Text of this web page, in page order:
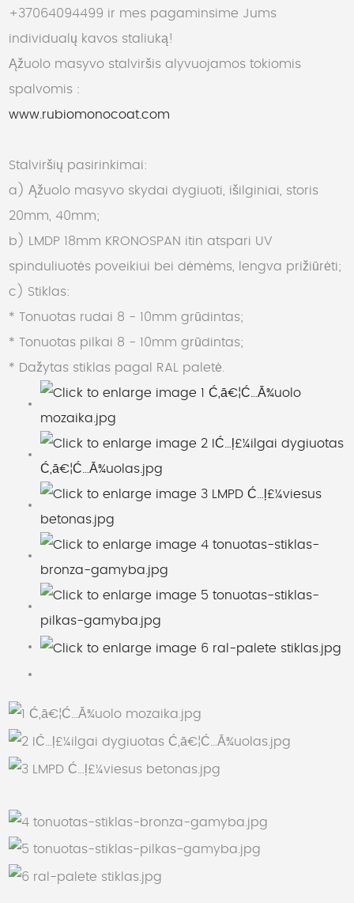
+37064094499 ir mes pagaminsime Jums
individualų kavos staliuką!
Ąžuolo masyvo stalviršis alyvuojamos tokiomis
spalvomis :
www.rubiomonocoat.com
Stalviršių pasirinkimai:
a) Ąžuolo masyvo skydai dygiuoti, išilginiai, storis
20mm, 40mm;
b) LMDP 18mm KRONOSPAN itin atspari UV
spinduliuotės poveikiui bei dėmėms, lengva prižiūrėti;
c) Stiklas:
* Tonuotas rudai 8 - 10mm grūdintas;
* Tonuotas pilkai 8 - 10mm grūdintas;
* Dažytas stiklas pagal RAL paletė.